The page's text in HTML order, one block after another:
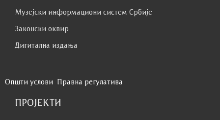
Музејски информациони систем Србије
Законски оквир
Дигитална издања
Општи услови Правна регулатива
ПРОЈЕКТИ